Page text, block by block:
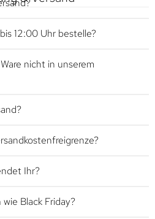
12:00 Uhr bestelle?
nicht in unserem
Ihr?
Black Friday?